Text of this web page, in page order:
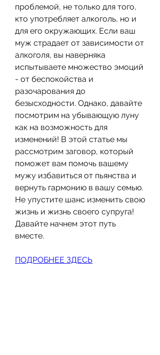
проблемой, не только для того,
кто употребляет алкоголь, но и
для его окружающих. Если ваш
муж страдает от зависимости от
алкоголя, вы наверняка
испытываете множество эмоций
- от беспокойства и
разочарования до
безысходности. Однако, давайте
посмотрим на убывающую луну
как на возможность для
изменений! В этой статье мы
рассмотрим заговор, который
поможет вам помочь вашему
мужу избавиться от пьянства и
вернуть гармонию в вашу семью.
Не упустите шанс изменить свою
жизнь и жизнь своего супруга!
Давайте начнем этот путь
вместе.
ПОДРОБНЕЕ ЗДЕСЬ